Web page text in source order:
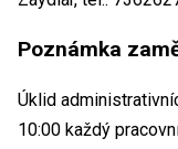
Poznámka
Úklid
10:00 každý